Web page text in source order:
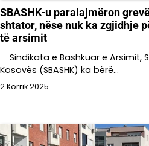
SBASHK-u paralajmëron
shtator, nëse nuk ka zgjidhje
të arsimit
Sindikata e Bashkuar e Arsimit,
Kosovës (SBASHK) ka bërë…
2 Korrik 2025